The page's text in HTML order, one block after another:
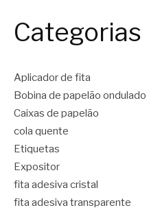
Categorias
Aplicador de fita
Bobina de papelão ondulado
Caixas de papelão
cola quente
Etiquetas
Expositor
fita adesiva cristal
fita adesiva transparente